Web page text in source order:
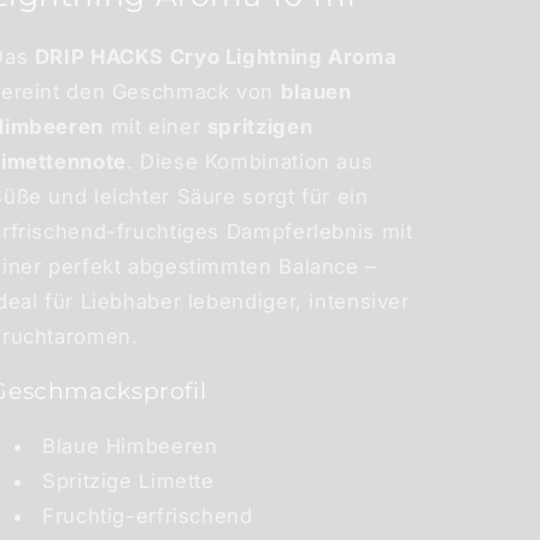
DRIP HACKS Cryo Lightning Aroma
den Geschmack von
blauen
mit einer spritzigen
. Diese Kombination aus
und leichter Säure sorgt für ein
fruchtiges Dampferlebnis mit
perfekt abgestimmten Balance –
für Liebhaber lebendiger, intensiver
Blaue Himbeeren
Spritzige Limette
Fruchtig-erfrischend